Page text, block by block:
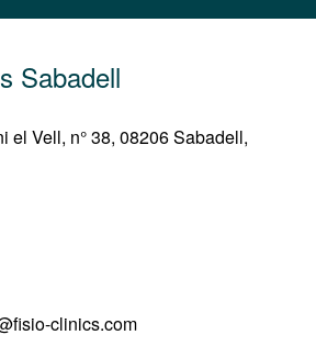
Sabadell
el Vell, n° 38, 08206 Sabadell,
clinics.com